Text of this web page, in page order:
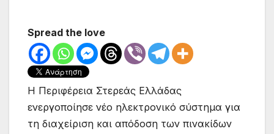
Spread the love
Η Περιφέρεια Στερεάς Ελλάδας
ενεργοποίησε νέο ηλεκτρονικό σύστημα για
τη διαχείριση και απόδοση των πινακίδων